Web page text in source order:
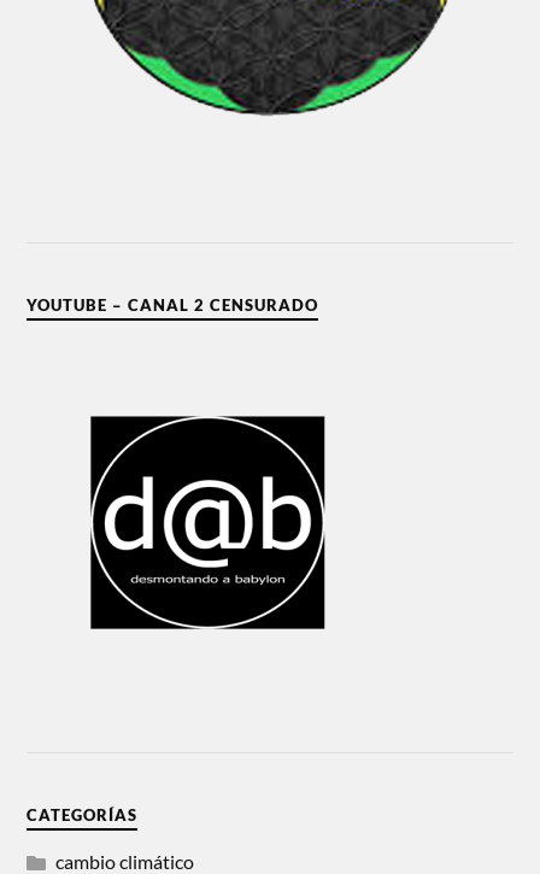
YOUTUBE – CANAL 2 CENSURADO
CATEGORÍAS
cambio climático